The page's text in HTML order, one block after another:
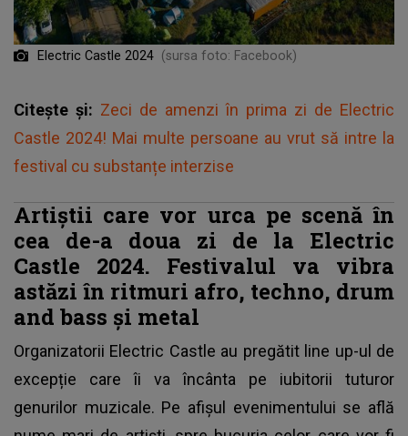
Electric Castle 2024 (sursa foto: Facebook)
Citește și: Zeci de amenzi în prima zi de Electric
Castle 2024! Mai multe persoane au vrut să intre la
festival cu substanțe interzise
Artiștii care vor urca pe scenă în
cea de-a doua zi de la Electric
Castle 2024. Festivalul va vibra
astăzi în ritmuri afro, techno, drum
and bass și metal
Organizatorii Electric Castle au pregătit line up-ul de
excepție care îi va încânta pe iubitorii tuturor
genurilor muzicale. Pe afișul evenimentului se află